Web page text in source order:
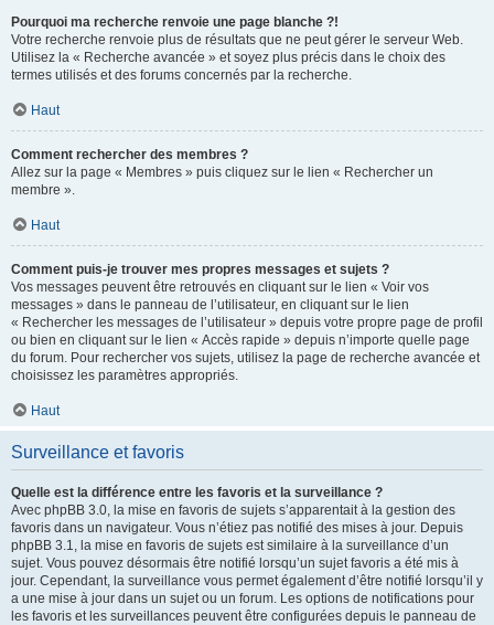
Pourquoi ma recherche renvoie une page blanche ?!
Votre recherche renvoie plus de résultats que ne peut gérer le serveur Web.
Utilisez la « Recherche avancée » et soyez plus précis dans le choix des
termes utilisés et des forums concernés par la recherche.
Haut
Comment rechercher des membres ?
Allez sur la page « Membres » puis cliquez sur le lien « Rechercher un
membre ».
Haut
Comment puis-je trouver mes propres messages et sujets ?
Vos messages peuvent être retrouvés en cliquant sur le lien « Voir vos
messages » dans le panneau de l’utilisateur, en cliquant sur le lien
« Rechercher les messages de l’utilisateur » depuis votre propre page de profil
ou bien en cliquant sur le lien « Accès rapide » depuis n’importe quelle page
du forum. Pour rechercher vos sujets, utilisez la page de recherche avancée et
choisissez les paramètres appropriés.
Haut
Surveillance et favoris
Quelle est la différence entre les favoris et la surveillance ?
Avec phpBB 3.0, la mise en favoris de sujets s’apparentait à la gestion des
favoris dans un navigateur. Vous n’étiez pas notifié des mises à jour. Depuis
phpBB 3.1, la mise en favoris de sujets est similaire à la surveillance d’un
sujet. Vous pouvez désormais être notifié lorsqu’un sujet favoris a été mis à
jour. Cependant, la surveillance vous permet également d’être notifié lorsqu’il y
a une mise à jour dans un sujet ou un forum. Les options de notifications pour
les favoris et les surveillances peuvent être configurées depuis le panneau de